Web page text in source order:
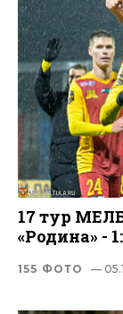
17 тур
«Родина» -
155 ФОТО —